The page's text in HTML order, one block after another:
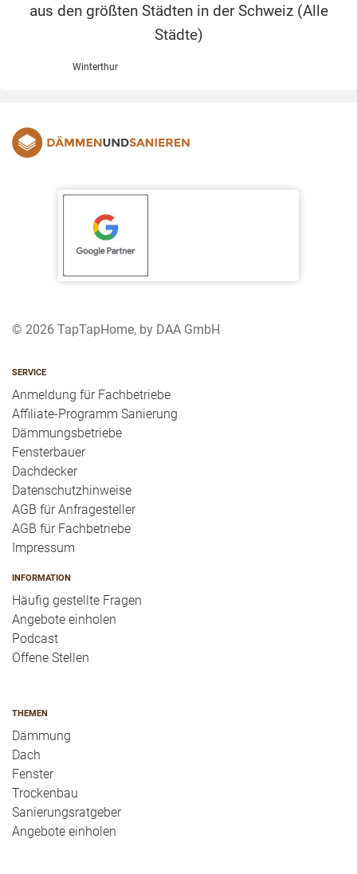
aus den größten Städten in der Schweiz (Alle
Städte)
Winterthur
© 2026 TapTapHome, by DAA GmbH
SERVICE
Anmeldung für Fachbetriebe
Affiliate-Programm Sanierung
Dämmungsbetriebe
Fensterbauer
Dachdecker
Datenschutzhinweise
AGB für Anfragesteller
AGB für Fachbetriebe
Impressum
INFORMATION
Häufig gestellte Fragen
Angebote einholen
Podcast
Offene Stellen
THEMEN
Dämmung
Dach
Fenster
Trockenbau
Sanierungsratgeber
Angebote einholen